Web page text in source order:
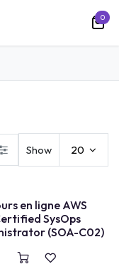
0
Show 20
en ligne AWS
SysOps
(SOA-C02)